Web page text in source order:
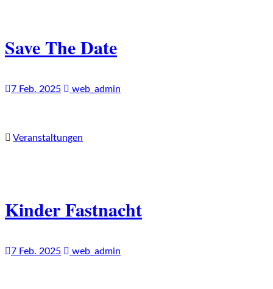
Save The Date
7 Feb. 2025 web_admin
Veranstaltungen
Kinder Fastnacht
7 Feb. 2025 web_admin